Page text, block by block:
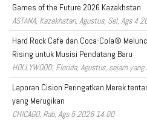
Games of the Future 2026 Kazakhstan
ASTANA, Kazakhstan, Agustus, Sel, Ags 4
Hard Rock Cafe dan Coca-Cola®
Rising untuk Musisi Pendatang Baru
HOLLYWOOD, Florida, Agustus, sejam yang
Laporan Cision Peringatkan Merek
yang Merugikan
CHICAGO, Rab, Ags 5 2026 14.00